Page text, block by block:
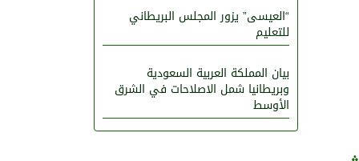
“العيسى” يزور المجلس البريطاني
للتعليم
بيان المملكة العربية السعودية
وبريطانيا شمل الاصلاحات في الشرق
الأوسط